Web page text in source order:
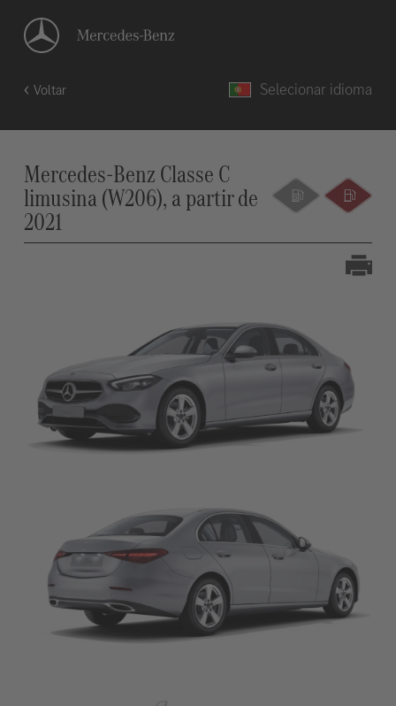
Voltar Selecionar idioma
Mercedes-Benz Classe C
limusina (W206), a partir de
2021